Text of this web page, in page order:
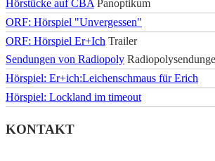
Hörstücke auf CBA Panoptikum
ORF: Hörspiel "Unvergessen"
ORF: Hörspiel Er+Ich Trailer
Sendungen von Radiopoly
Hörspiel: Er+ich:Leichenschmaus für Erich
Hörspiel: Lockland im timeout
KONTAKT